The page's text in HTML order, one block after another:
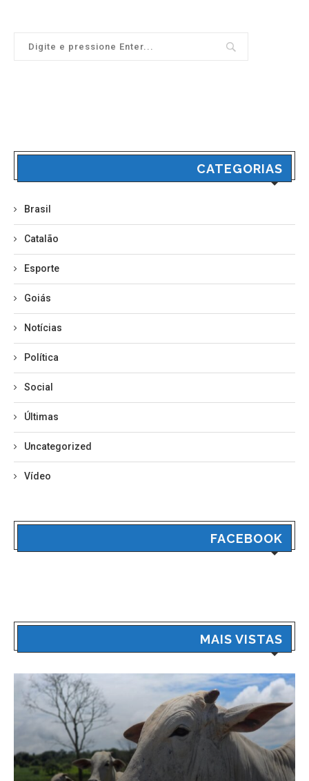
CATEGORIAS
Brasil
Catalão
Esporte
Goiás
Notícias
Política
Social
Últimas
Uncategorized
Vídeo
FACEBOOK
MAIS VISTAS